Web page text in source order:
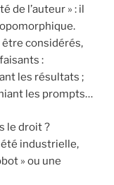
de l’auteur » : il
considérés,
:
les résultats ;
les prompts…
le droit ?
industrielle,
» ou une